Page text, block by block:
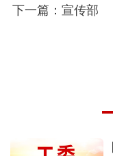
下一篇：宣传部